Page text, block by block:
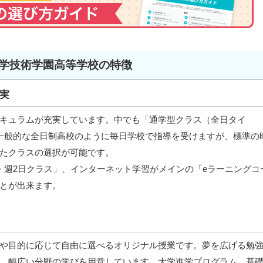
技術学園高等学校の特徴
ュラムが充実しています。中でも「通学型クラス（全日タイ
的な全日制高校のように毎日学校で指導を受けますが、標準の
クラスの選択が可能です。
2日クラス」、インターネット学習がメインの「eラーニングコ
が出来ます。
目的に応じて自由に選べるオリジナル授業です。夢を広げる勉強